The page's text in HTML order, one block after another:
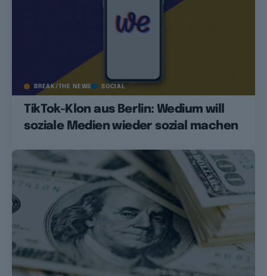
BREAK/THE NEWS SOCIAL
TikTok-Klon aus Berlin: Wedium will
soziale Medien wieder sozial machen